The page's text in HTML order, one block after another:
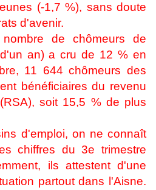
(-1,7 %), sans doute
d'avenir.
de chômeurs de
an) a cru de 12 % en
11 644 chômeurs des
bénéficiaires du revenu
soit 15,5 % de plus
d'emploi, on ne connaît
chiffres du 3e trimestre
ils attestent d'une
partout dans l'Aisne.